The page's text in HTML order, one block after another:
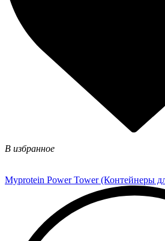
В избранное
Myprotein Power Tower (Контейнеры